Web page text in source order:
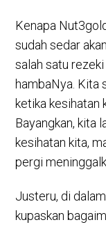
Kenapa
sudah sedar
salah satu
hambaNya. Kita
ketika kesihatan
Bayangkan, kita
kesihatan kita,
pergi
Justeru, di
kupaskan